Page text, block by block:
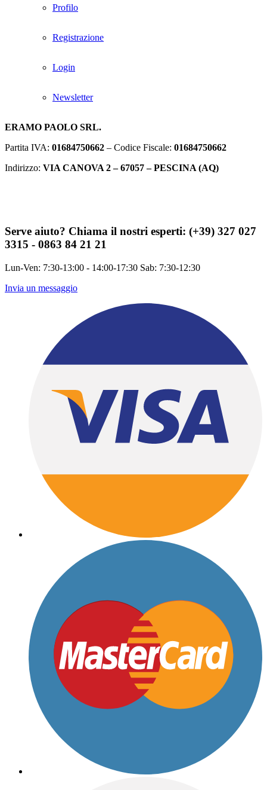
Profilo
Registrazione
Login
Newsletter
ERAMO PAOLO SRL.
Partita IVA: 01684750662 – Codice Fiscale: 01684750662
Indirizzo: VIA CANOVA 2 – 67057 – PESCINA (AQ)
Serve aiuto? Chiama il nostri esperti: (+39) 327 027
3315 - 0863 84 21 21
Lun-Ven: 7:30-13:00 - 14:00-17:30 Sab: 7:30-12:30
Invia un messaggio